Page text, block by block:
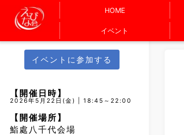
HOME
イベント
イベントに参加する
【開催日時】
2026年5月22日(金) | 18:45～22:00
【開催場所】
鮨處八千代会場